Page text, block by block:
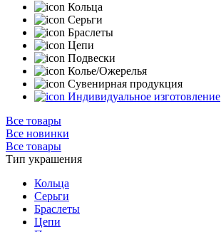
Кольца
Серьги
Браслеты
Цепи
Подвески
Колье/Ожерелья
Сувенирная продукция
Индивидуальное изготовление
Все товары
Все новинки
Все товары
Тип украшения
Кольца
Серьги
Браслеты
Цепи